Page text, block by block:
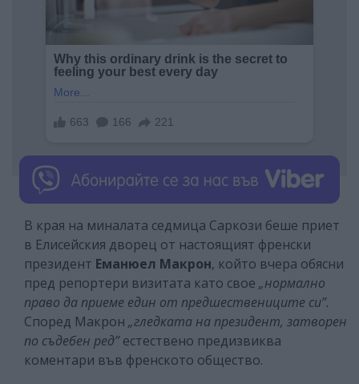
В края на миналата седмица Саркози беше приет
в Елисейския дворец от настоящият френски
президент Еманюел Макрон, който вчера обясни
пред репортери визитата като свое „нормално
право да приеме един от предшествениците си”.
Според Макрон „гледката на президент, затворен
по съдебен ред”естествено предизвиква
коментари във френското общество.